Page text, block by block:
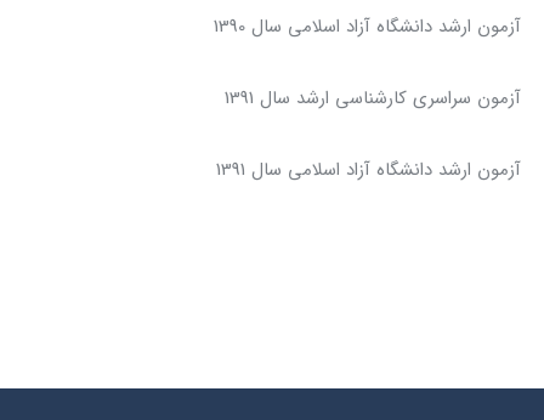
آزمون ارشد دانشگاه آزاد اسلامی سال 1390
آزمون سراسری کارشناسی ارشد سال 1391
آزمون ارشد دانشگاه آزاد اسلامی سال 1391